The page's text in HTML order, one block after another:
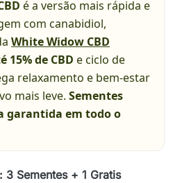
é a versão mais rápida e
com canabidiol,
White Widow CBD
15% de CBD e ciclo de
relaxamento e bem-estar
mais leve. Sementes
garantida em todo o
3 Sementes + 1 Gratis